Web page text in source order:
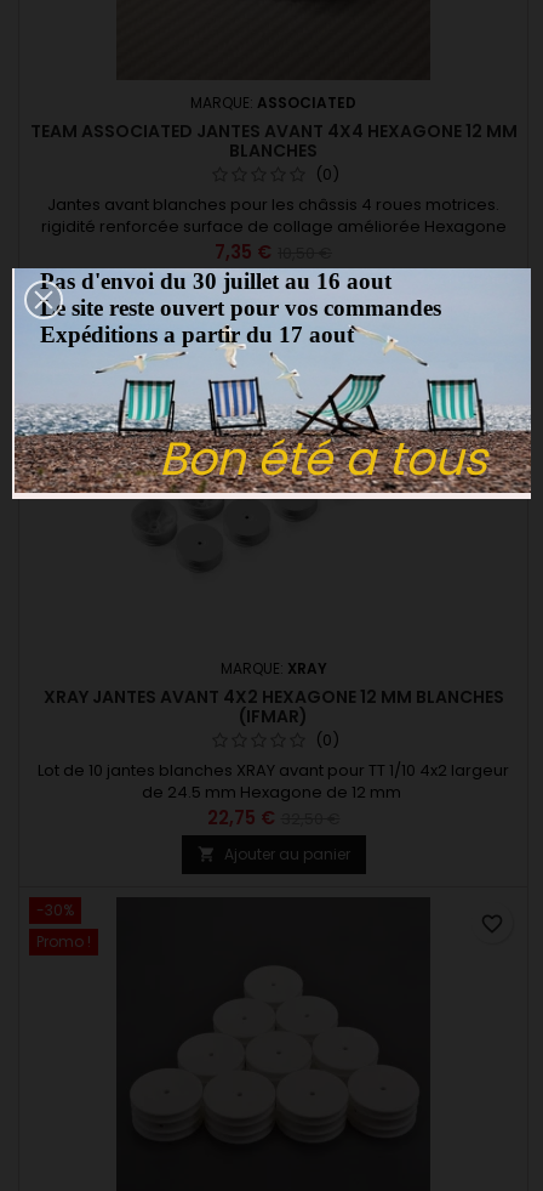
MARQUE: ASSOCIATED
TEAM ASSOCIATED JANTES AVANT 4X4 HEXAGONE 12 MM
BLANCHES
(0)
Jantes avant blanches pour les châssis 4 roues motrices.
rigidité renforcée surface de collage améliorée Hexagone
de 12 mm
7,35 €
 Ajouter au panier
-30%
MARQUE: XRAY
XRAY JANTES AVANT 4X2 HEXAGONE 12 MM BLANCHES
(IFMAR)
(0)
Lot de 10 jantes blanches XRAY avant pour TT 1/10 4x2 largeur
de 24.5 mm Hexagone de 12 mm
22,75 €
 Ajouter au panier
-30%
Promo !
favorite_border
Bon été a tous
Pas d'envoi du 30 juillet au 16 aout
Le site reste ouvert pour vos commandes
Expéditions a partir du 17 aout